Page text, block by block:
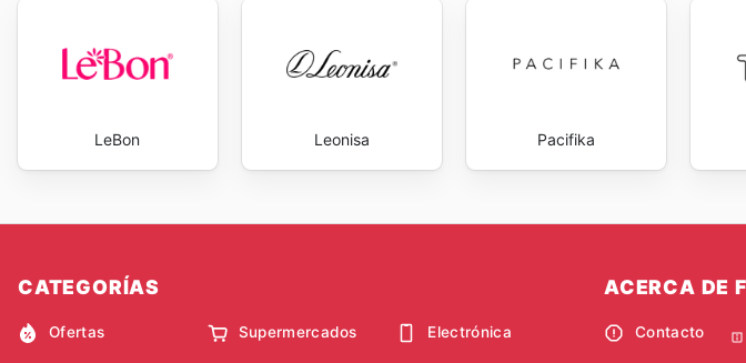
LeBon Leonisa Pacifika
CATEGORÍAS
Ofertas Supermercados Electrónica
ACERCA DE
Contacto